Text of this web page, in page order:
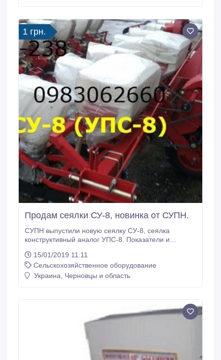
1 грн.
Продам сеялки СУ-8, новинка от СУПН.
СУПН выпустили новую сеялку СУ-8, сеялка
конструктивный аналог УПС-8. Показатели и
двухконтурным приводом. Сеялку СУПН СУ-8 даже
рекомендуют комплектовать секциями УПС сеялок
(добавляется точность высева), дополнительные
15/01/2019 11:11
Сельскохозяйственное оборудование
Украина, Черновцы и область